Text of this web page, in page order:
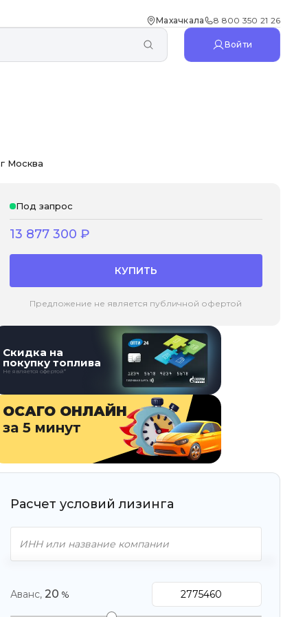
Махачкала 8 800 350 21 26
Войти
г Москва
Под запрос
13 877 300 ₽
КУПИТЬ
Предложение не является публичной офертой
Скидка на
покупку топлива
Не является офертой*
ОСАГО ОНЛАЙН
за 5 минут
Расчет условий лизинга
Аванс, 20 %